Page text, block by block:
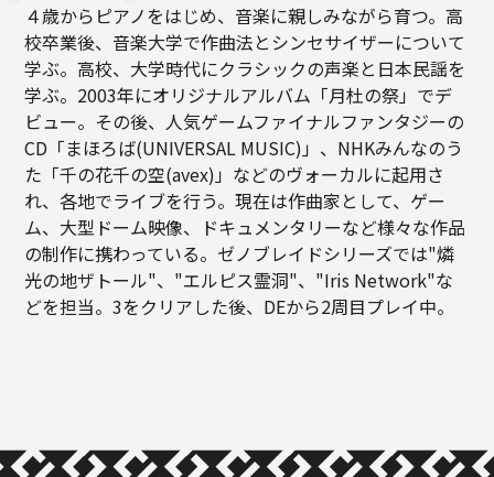
４歳からピアノをはじめ、音楽に親しみながら育つ。高
校卒業後、音楽大学で作曲法とシンセサイザーについて
学ぶ。高校、大学時代にクラシックの声楽と日本民謡を
学ぶ。2003年にオリジナルアルバム「月杜の祭」でデ
ビュー。その後、人気ゲームファイナルファンタジーの
CD「まほろば(UNIVERSAL MUSIC)」、NHKみんなのう
た「千の花千の空(avex)」などのヴォーカルに起用さ
れ、各地でライブを行う。現在は作曲家として、ゲー
ム、大型ドーム映像、ドキュメンタリーなど様々な作品
の制作に携わっている。ゼノブレイドシリーズでは"燐
光の地ザトール"、"エルピス霊洞"、"Iris Network"な
どを担当。3をクリアした後、DEから2周目プレイ中。